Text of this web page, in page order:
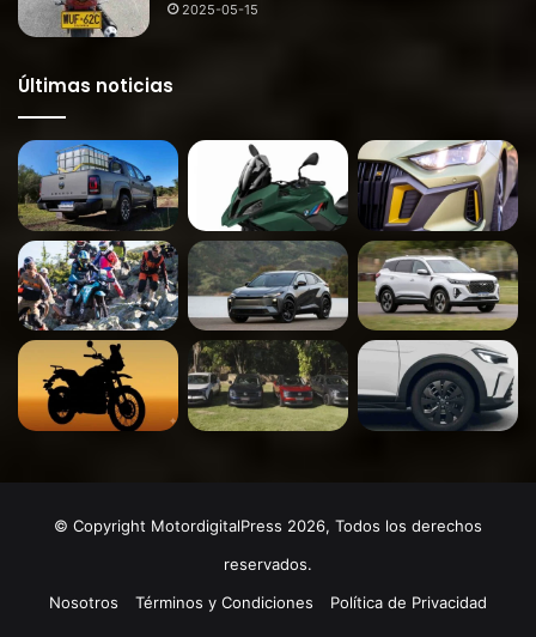
2025-05-15
Últimas noticias
© Copyright MotordigitalPress 2026, Todos los derechos
reservados.
Nosotros
Términos y Condiciones Política de Privacidad